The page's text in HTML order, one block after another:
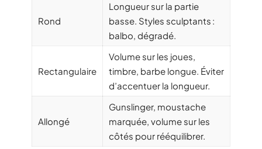
Rond
Longueur sur la partie
basse. Styles sculptants :
balbo, dégradé.
Rectangulaire
Volume sur les joues,
timbre, barbe longue. Éviter
d’accentuer la longueur.
Allongé
Gunslinger, moustache
marquée, volume sur les
côtés pour rééquilibrer.